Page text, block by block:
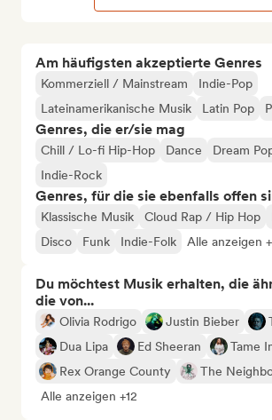
Am häufigsten akzeptierte Genres
Kommerziell / Mainstream
Indie-Pop
Lateinamerikanische Musik
Latin Pop
Genres, die er/sie mag
Chill / Lo-fi Hip-Hop Dance Dream
Indie-Rock
Genres, für die sie ebenfalls offen
Klassische Musik Cloud Rap / Hip Hop
Disco
Funk Indie-Folk Alle anzeigen
Du möchtest Musik erhalten, die
die von...
Olivia Rodrigo Justin Bieber
Dua Lipa
Ed Sheeran
Tame
Rex Orange County
The
Alle anzeigen +12